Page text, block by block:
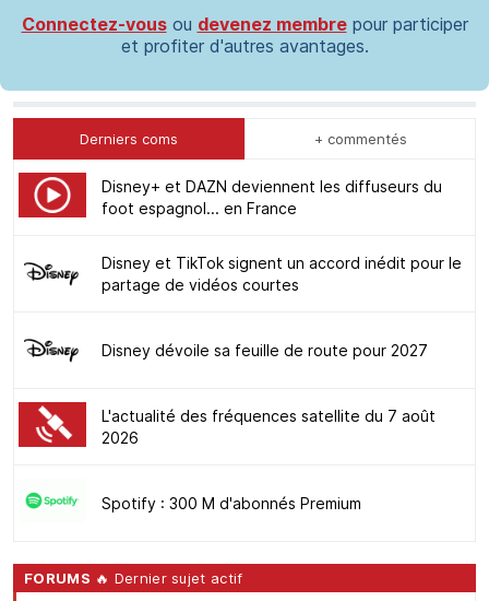
Connectez-vousou devenez membrepour participer
et profiter d'autres avantages.
Derniers coms + commentés
Disney+ et DAZN deviennent les diffuseurs du
foot espagnol... en France
Disney et TikTok signent un accord inédit pour le
partage de vidéos courtes
Disney dévoile sa feuille de route pour 2027
L'actualité des fréquences satellite du 7 août
2026
Spotify : 300 M d'abonnés Premium
FORUMS 🔥 Dernier sujet actif